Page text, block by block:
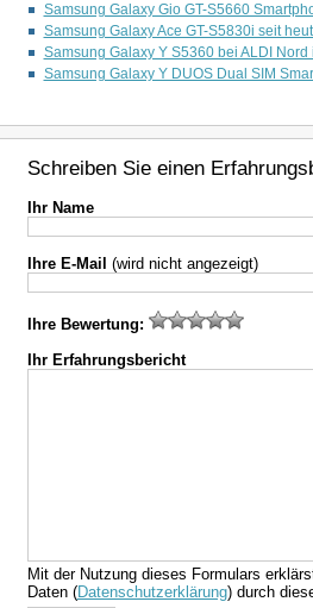
Samsung Galaxy Gio GT-S5660
Samsung Galaxy Ace GT-S5830i seit
Samsung Galaxy Y S5360 bei ALDI Nord
Samsung Galaxy Y DUOS Dual SIM
Schreiben Sie einen
Ihr Name
Ihre E-Mail (wird nicht angezeigt)
Ihre Bewertung:
Ihr Erfahrungsbericht
Mit der Nutzung dieses Formulars
Daten (Datenschutzerklärung) durch